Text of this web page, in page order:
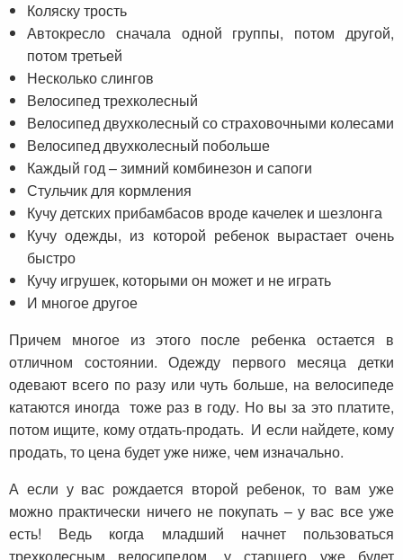
Коляску трость
Автокресло сначала одной группы, потом другой,
потом третьей
Несколько слингов
Велосипед трехколесный
Велосипед двухколесный со страховочными колесами
Велосипед двухколесный побольше
Каждый год – зимний комбинезон и сапоги
Стульчик для кормления
Кучу детских прибамбасов вроде качелек и шезлонга
Кучу одежды, из которой ребенок вырастает очень
быстро
Кучу игрушек, которыми он может и не играть
И многое другое
Причем многое из этого после ребенка остается в
отличном состоянии. Одежду первого месяца детки
одевают всего по разу или чуть больше, на велосипеде
катаются иногда тоже раз в году. Но вы за это платите,
потом ищите, кому отдать-продать. И если найдете, кому
продать, то цена будет уже ниже, чем изначально.
А если у вас рождается второй ребенок, то вам уже
можно практически ничего не покупать – у вас все уже
есть! Ведь когда младший начнет пользоваться